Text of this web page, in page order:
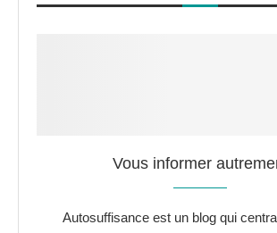
Vous informer
Autosuffisance est un blog qui